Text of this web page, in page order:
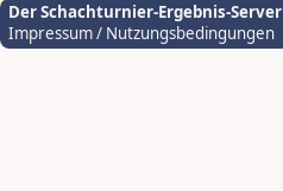
Der Schachturnier-Ergebnis-Server
Impressum / Nutzungsbedingungen